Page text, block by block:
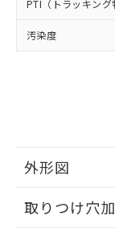
PTI（トラッキング
汚染度
外形図
取りつけ穴
事
お
※当
の
部品在
月が前後
とができ
EU
準値以
「10」
質が外部
場
法